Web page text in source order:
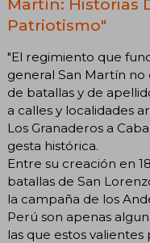
Patriotismo"
"El regimiento que
general San Martín
de batallas y de
a calles y localidades
Los Granaderos a
gesta histórica.
Entre su creación en
batallas de San
la campaña de los
Perú son apenas
las que estos